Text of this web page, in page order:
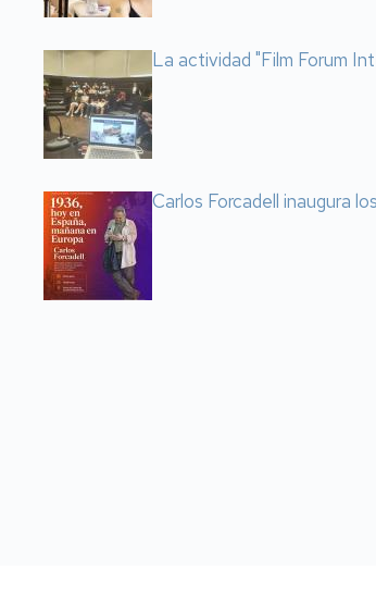
La actividad "Film Forum
Carlos Forcadell inaugura